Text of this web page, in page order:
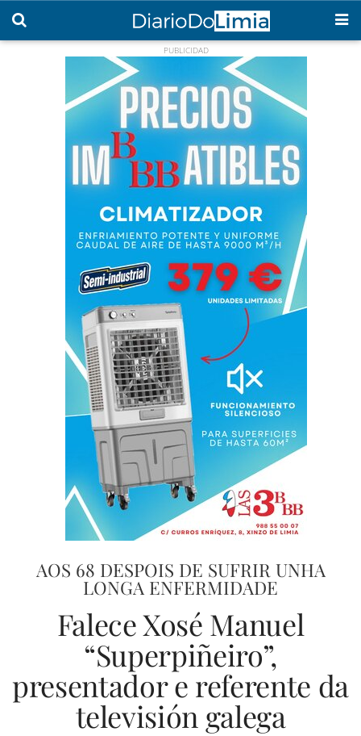
AOS 68 DESPOIS DE SUFRIR UNHA
LONGA ENFERMIDADE
Falece Xosé Manuel
“Superpiñeiro”,
presentador e referente da
televisión galega